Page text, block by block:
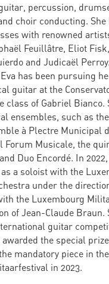
percussion,
choir conducting. She
with renowned
Feuillâtre, Eliot
and Judicaël
Eva has been pursuing
guitar at the
class of Gabriel Bianco.
ensembles, such as
à Plectre Municipal
Forum Musicale, the
Duo Encordé. In
a soloist with the
under the
the Luxembourg
of Jean-Claude Braun.
guitar
awarded the special
mandatory piece in
in 2023.